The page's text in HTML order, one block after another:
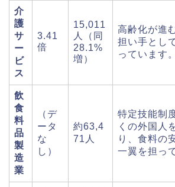
介
護
サ
ー
ビ
ス
3.41
倍
15,011
人（同
28.1%
増）
高齢化が進
担い手とし
っています。
飲
食
料
品
製
造
業
（デ
ータ
な
し）
約63,4
71人
特定技能制
くの外国人
り、食料の
一翼を担っ